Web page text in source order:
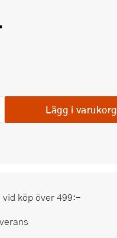
Lägg i varukorg
köp över 499:-